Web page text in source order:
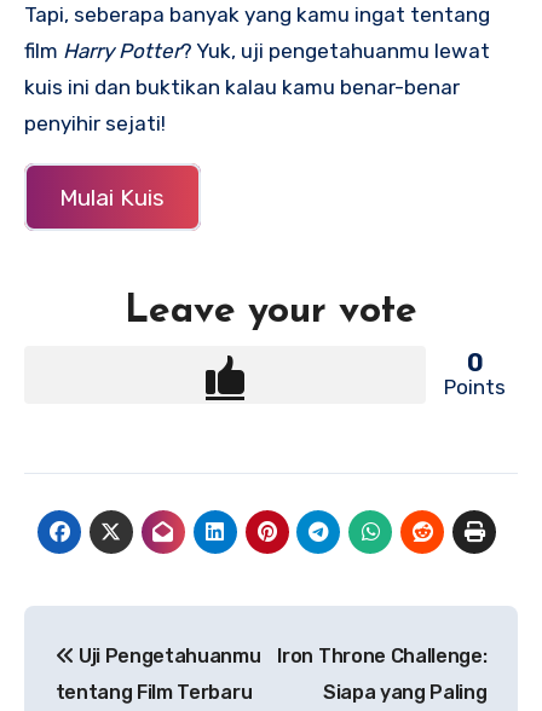
Tapi, seberapa banyak yang kamu ingat tentang
film Harry Potter? Yuk, uji pengetahuanmu lewat
kuis ini dan buktikan kalau kamu benar-benar
penyihir sejati!
Mulai Kuis
Leave your vote
0
Points
pos
Uji Pengetahuanmu
tentang Film Terbaru
Iron Throne Challenge:
Siapa yang Paling